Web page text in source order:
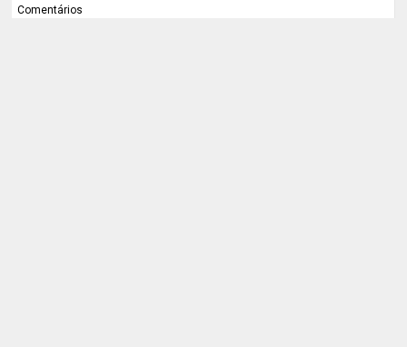
Comentários